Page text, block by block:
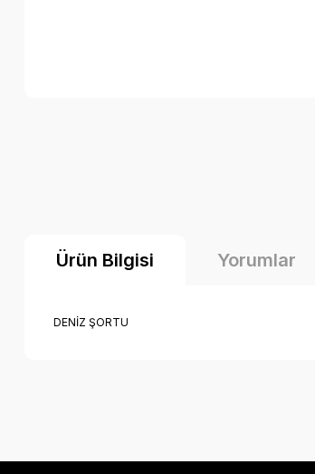
Ürün Bilgisi Yorumlar
DENİZ ŞORTU
Ürün resmi kalitesiz, bozuk veya